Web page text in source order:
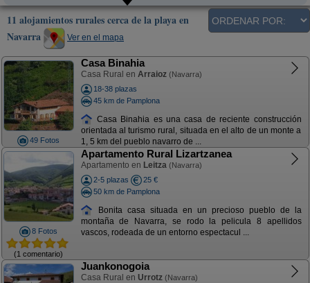
11 alojamientos rurales cerca de la playa en
Navarra
Ver en el mapa
49 Fotos
Casa Binahia
Casa Rural en Arraioz (Navarra)
18-38 plazas
45 km de Pamplona
Casa Binahia es una casa de reciente construcción
orientada al turismo rural, situada en el alto de un monte a
1, 5 km del pueblo navarro de ...
8 Fotos
(1 comentario)
Apartamento Rural Lizartzanea
Apartamento en Leitza (Navarra)
2-5 plazas
25 €
50 km de Pamplona
Bonita casa situada en un precioso pueblo de la
montaña de Navarra, se rodo la pelicula 8 apellidos
vascos, rodeada de un entorno espectacul ...
Juankonogoia
Casa Rural en Urrotz (Navarra)